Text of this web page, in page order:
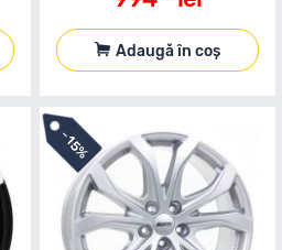
Adaugă în coș
-15%